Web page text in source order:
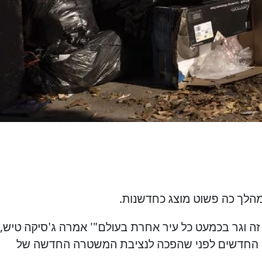
כה פשוט מוצג כחדשנות.
זה וגר בכמעט כל עיר אחרת בעולם"' אמרה ג'סיקה טיש,
החדשים לפני שהפכה לנציבת המשטרה החדשה של